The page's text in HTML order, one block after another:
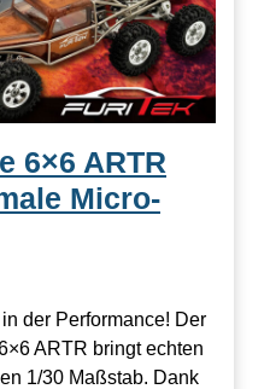
6×6 ARTR
Micro-
der Performance! Der
ARTR bringt echten
1/30 Maßstab. Dank